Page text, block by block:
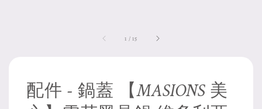
1 /15
配件 - 鍋蓋 【MASIONS 美